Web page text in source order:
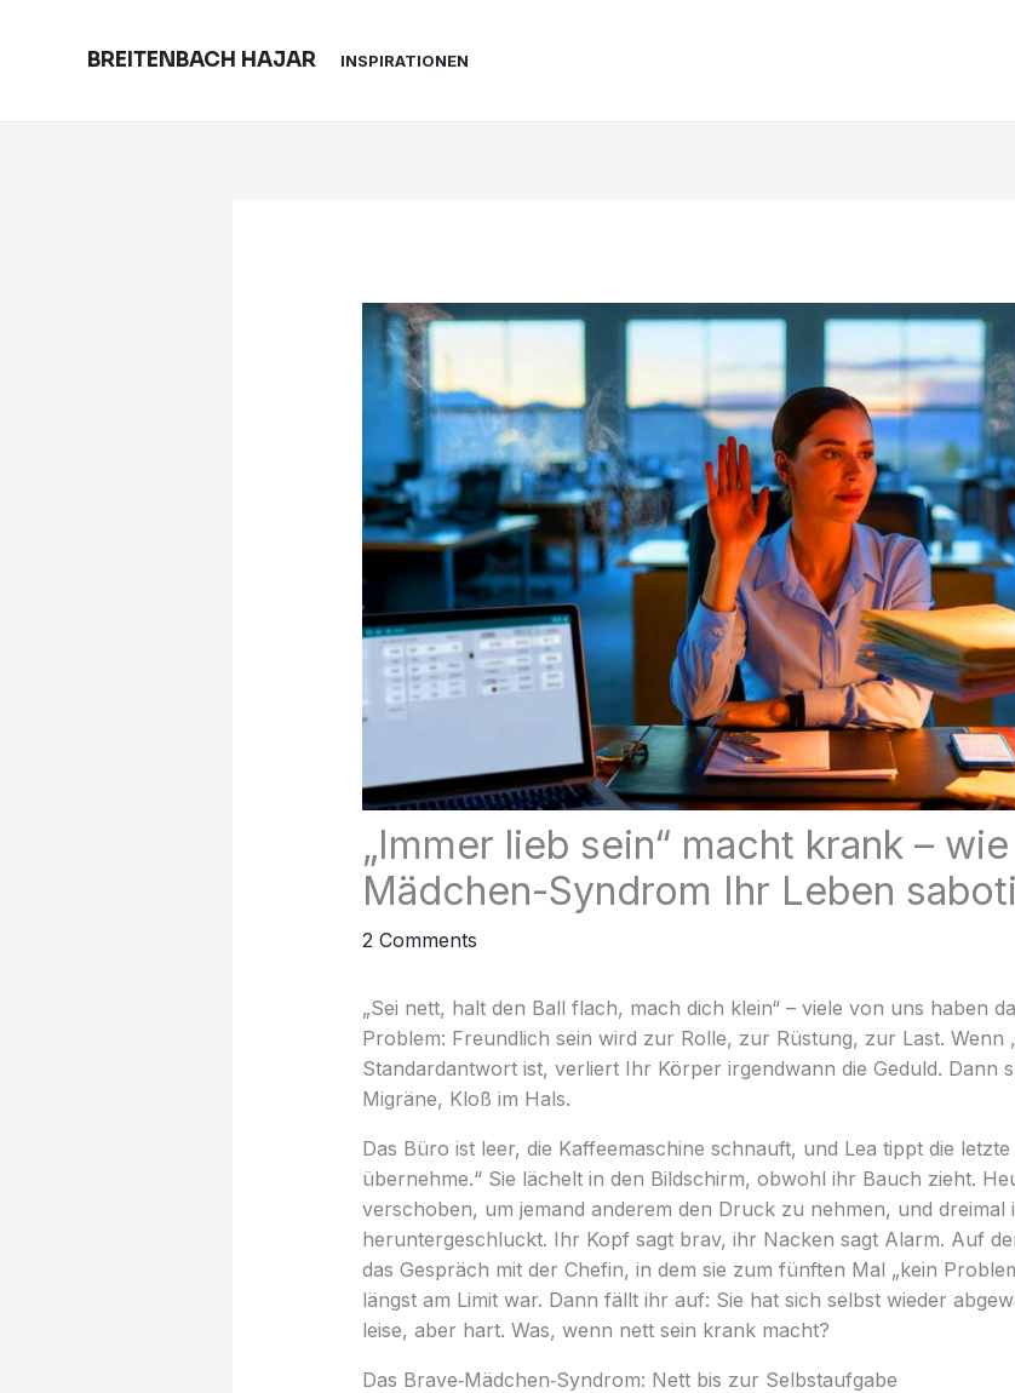
BREITENBACH HAJAR INSPIRATIONEN
„Immer lieb sein“ macht krank –
Mädchen-Syndrom Ihr Leben
2 Comments
„Sei nett, halt den Ball flach, mach dich klein“ – viele von uns haben
Problem: Freundlich sein wird zur Rolle, zur Rüstung, zur Last. Wenn
Standardantwort ist, verliert Ihr Körper irgendwann die Geduld. Dann
Migräne, Kloß im Hals.
Das Büro ist leer, die Kaffeemaschine schnauft, und Lea tippt die letzte
übernehme.“ Sie lächelt in den Bildschirm, obwohl ihr Bauch zieht.
verschoben, um jemand anderem den Druck zu nehmen, und dreimal
heruntergeschluckt. Ihr Kopf sagt brav, ihr Nacken sagt Alarm. Auf
das Gespräch mit der Chefin, in dem sie zum fünften Mal „kein
längst am Limit war. Dann fällt ihr auf: Sie hat sich selbst wieder
leise, aber hart. Was, wenn nett sein krank macht?
Das Brave‑Mädchen‑Syndrom: Nett bis zur Selbstaufgabe